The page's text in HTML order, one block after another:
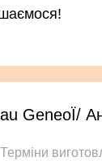
GeneoЇ/
Терміни